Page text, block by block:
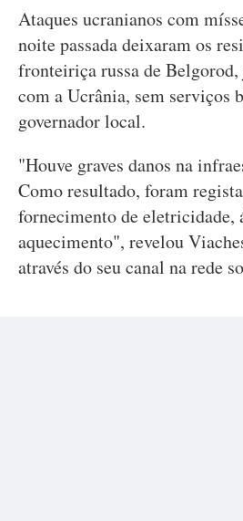
Ataques ucranianos com
noite passada deixaram os
fronteiriça russa de
com a Ucrânia, sem serviços
governador local.
"Houve graves danos na
Como resultado, foram
fornecimento de eletricidade,
aquecimento", revelou
através do seu canal na rede